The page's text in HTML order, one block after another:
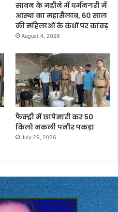
सावन के महीने में धर्मनगरी में
आस्था का महासैलाब, 60 साल
की महिलाओं के कंधों पर कांवड़
August 4, 2026
फैक्ट्री में छापेमारी कर 50
किलो नकली पनीर पकड़ा
July 29, 2026